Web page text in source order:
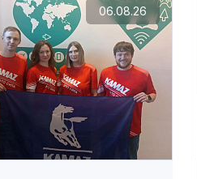
06.08.26